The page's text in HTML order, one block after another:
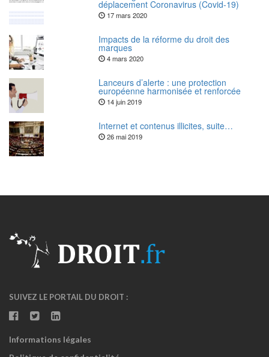
déplacement Coronavirus (Covid-19)
17 mars 2020
Impacts de la réforme du droit des
marques
4 mars 2020
Lanceurs d’alerte : une protection
européenne harmonisée et renforcée
14 juin 2019
Internet et contenus illicites, suite…
26 mai 2019
SUIVEZ LE PORTAIL DU DROIT :
Informations légales